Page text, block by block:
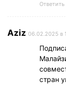
Ответить
Aziz 06.02.2025 в
стран